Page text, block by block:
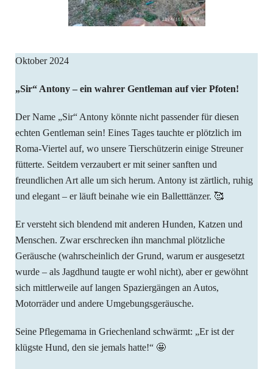
Oktober 2024
„Sir“ Antony – ein wahrer Gentleman auf vier Pfoten!
Der Name „Sir“ Antony könnte nicht passender für diesen
echten Gentleman sein! Eines Tages tauchte er plötzlich im
Roma-Viertel auf, wo unsere Tierschützerin einige Streuner
fütterte. Seitdem verzaubert er mit seiner sanften und
freundlichen Art alle um sich herum. Antony ist zärtlich, ruhig
und elegant – er läuft beinahe wie ein Balletttänzer. 🥰
Er versteht sich blendend mit anderen Hunden, Katzen und
Menschen. Zwar erschrecken ihn manchmal plötzliche
Geräusche (wahrscheinlich der Grund, warum er ausgesetzt
wurde – als Jagdhund taugte er wohl nicht), aber er gewöhnt
sich mittlerweile auf langen Spaziergängen an Autos,
Motorräder und andere Umgebungsgeräusche.
Seine Pflegemama in Griechenland schwärmt: „Er ist der
klügste Hund, den sie jemals hatte!“ 🤩